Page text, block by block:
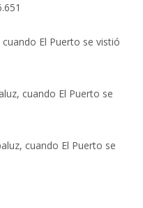
cuando El Puerto se vistió
cuando El Puerto se
cuando El Puerto se